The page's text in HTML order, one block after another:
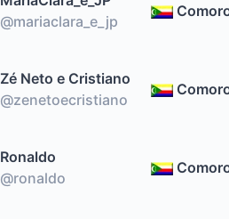
@mariaclara_e_jp
Zé Neto e Cristiano
@zenetoecristiano
Ronaldo
@ronaldo